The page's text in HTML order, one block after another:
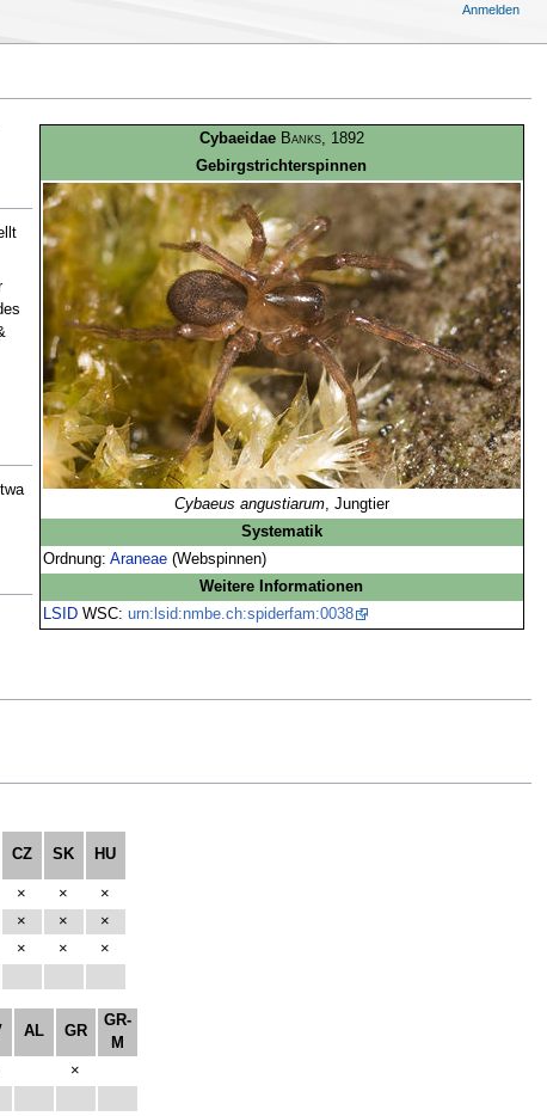
Cybaeidae Banks, 1892
Gebirgstrichterspinnen
Cybaeus angustiarum, Jungtier
Systematik
Ordnung: Araneae(Webspinnen)
Weitere Informationen
LSIDWSC: urn:lsid:nmbe.ch:spiderfam:0038
CZ SK HU
× ×
×
× ×
×
× ×
×
AL GR
GR-
M
×
Anmelden